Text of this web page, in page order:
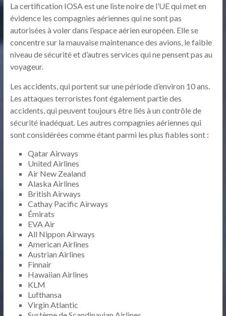
La certification IOSA est une liste noire de l’UE qui met en
évidence les compagnies aériennes qui ne sont pas
autorisées à voler dans l’espace aérien européen. Elle se
concentre sur la mauvaise maintenance des avions, le faible
niveau de sécurité et d’autres services qui ne pensent pas au
voyageur.
Les accidents, qui portent sur une période d’environ 10 ans.
Les attaques terroristes font également partie des
accidents, qui peuvent toujours être liés à un contrôle de
sécurité inadéquat. Les autres compagnies aériennes qui
sont considérées comme étant parmi les plus fiables sont :
Qatar Airways
United Airlines
Air New Zealand
Alaska Airlines
British Airways
Cathay Pacific Airways
Émirats
EVA Air
All Nippon Airways
American Airlines
Austrian Airlines
Finnair
Hawaiian Airlines
KLM
Lufthansa
Virgin Atlantic